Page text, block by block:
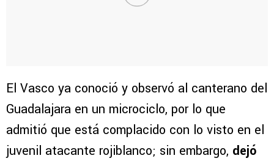
El Vasco ya conoció y observó al canterano del
Guadalajara en un microciclo, por lo que
admitió que está complacido con lo visto en el
juvenil atacante rojiblanco; sin embargo, dejó